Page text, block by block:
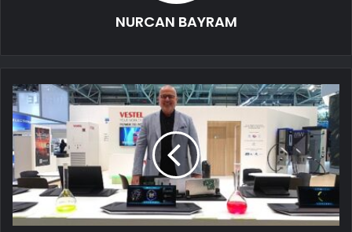
NURCAN BAYRAM